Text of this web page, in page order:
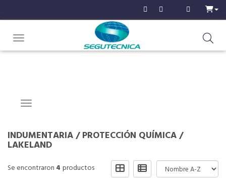
Toggle navigation
Navigation ein-/ausblenden
INDUMENTARIA/PROTECCIÓN QUÍMICA/
LAKELAND
Se encontraron 4 productos